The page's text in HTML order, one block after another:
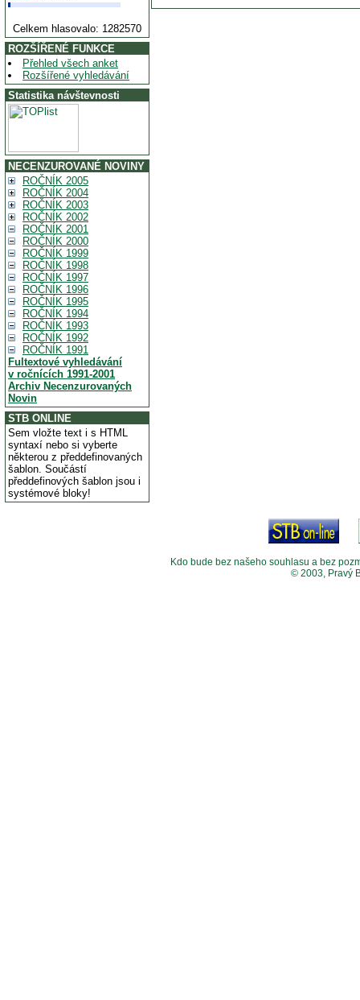
Celkem hlasovalo: 1282570
ROZŠÍŘENÉ FUNKCE
Přehled všech anket
Rozšířené vyhledávání
Statistika návštevnosti
NECENZUROVANÉ NOVINY
ROČNÍK 2005
ROČNÍK 2004
ROČNÍK 2003
ROČNÍK 2002
ROČNÍK 2001
ROČNÍK 2000
ROČNÍK 1999
ROČNÍK 1998
ROČNÍK 1997
ROČNÍK 1996
ROČNÍK 1995
ROČNÍK 1994
ROČNÍK 1993
ROČNÍK 1992
ROČNÍK 1991
Fultextové vyhledávání
v ročnících 1991-2001
Archiv Necenzurovaných
Novin
STB ONLINE
Sem vložte text i s HTML
syntaxí nebo si vyberte
některou z předdefinovaných
šablon. Součástí
předdefinových šablon jsou i
systémové bloky!
Kdo bude bez našeho souhlasu a bez
© 2003, Pravý